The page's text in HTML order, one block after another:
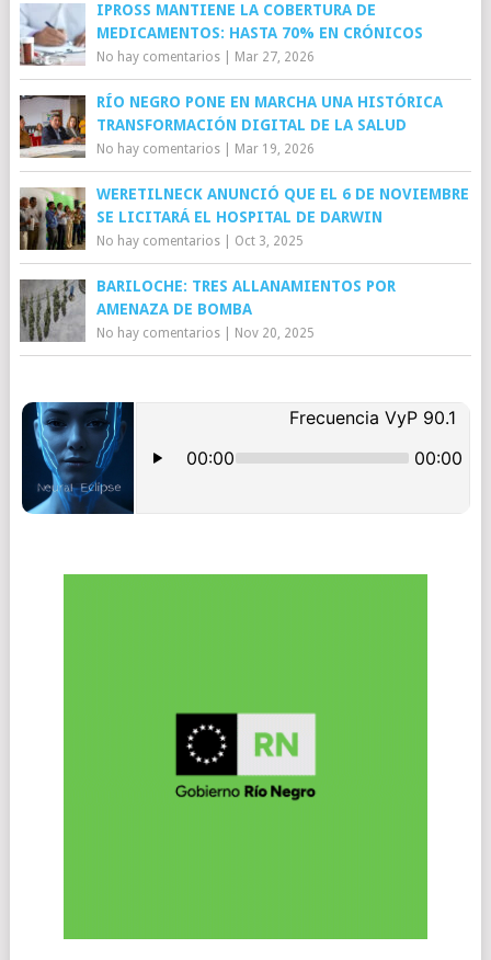
IPROSS MANTIENE LA COBERTURA DE
MEDICAMENTOS: HASTA 70% EN CRÓNICOS
No hay comentarios| Mar 27, 2026
RÍO NEGRO PONE EN MARCHA UNA HISTÓRICA
TRANSFORMACIÓN DIGITAL DE LA SALUD
No hay comentarios| Mar 19, 2026
WERETILNECK ANUNCIÓ QUE EL 6 DE NOVIEMBRE
SE LICITARÁ EL HOSPITAL DE DARWIN
No hay comentarios| Oct 3, 2025
BARILOCHE: TRES ALLANAMIENTOS POR
AMENAZA DE BOMBA
No hay comentarios| Nov 20, 2025